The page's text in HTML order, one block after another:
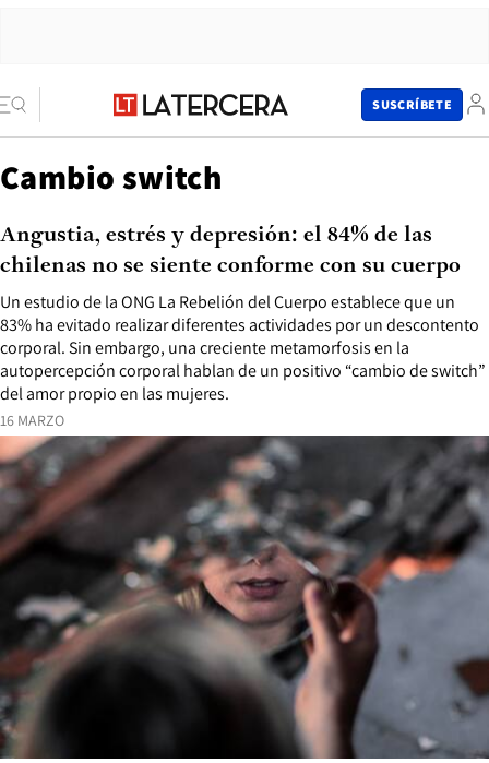
SUSCRÍBETE
Cambio switch
16 MARZO
Un estudio de la ONG La Rebelión del Cuerpo establece que un
83% ha evitado realizar diferentes actividades por un descontento
corporal. Sin embargo, una creciente metamorfosis en la
autopercepción corporal hablan de un positivo “cambio de switch”
del amor propio en las mujeres.
Angustia, estrés y depresión: el 84% de las
chilenas no se siente conforme con su cuerpo